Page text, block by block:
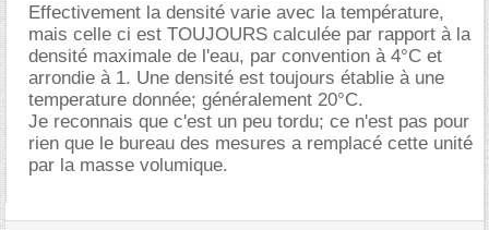
Effectivement la densité varie avec la température,
mais celle ci est TOUJOURS calculée par rapport à la
densité maximale de l'eau, par convention à 4°C et
arrondie à 1. Une densité est toujours établie à une
temperature donnée; généralement 20°C.
Je reconnais que c'est un peu tordu; ce n'est pas pour
rien que le bureau des mesures a remplacé cette unité
par la masse volumique.